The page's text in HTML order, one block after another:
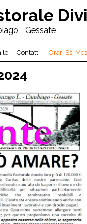
– Gessate
Contatti Orari Ss.